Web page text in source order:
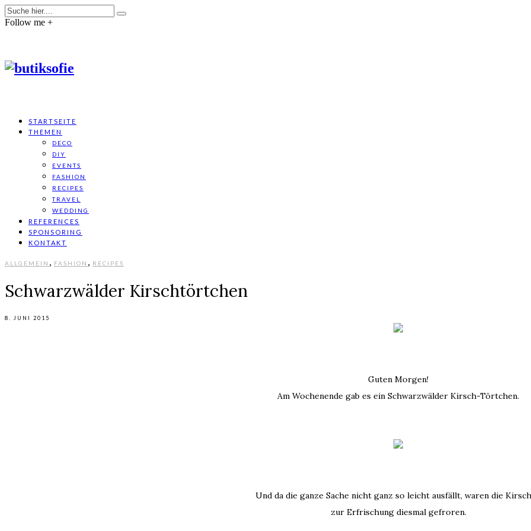
Follow me +
STARTSEITE
THEMEN
DECO
DIY
EVENTS
FASHION
RECIPES
TRAVEL
WEDDING
REFERENCES
SPONSORING
KONTAKT
ALLGEMEIN , FASHION , RECIPES
Schwarzwälder Kirschtörtchen
8. JUNI 2015
Guten Morgen!
Am Wochenende gab es ein Schwarzwälder Kirsch-Törtchen.
Und da die ganze Sache nicht ganz so leicht ausfällt, waren die
zur Erfrischung diesmal gefroren.